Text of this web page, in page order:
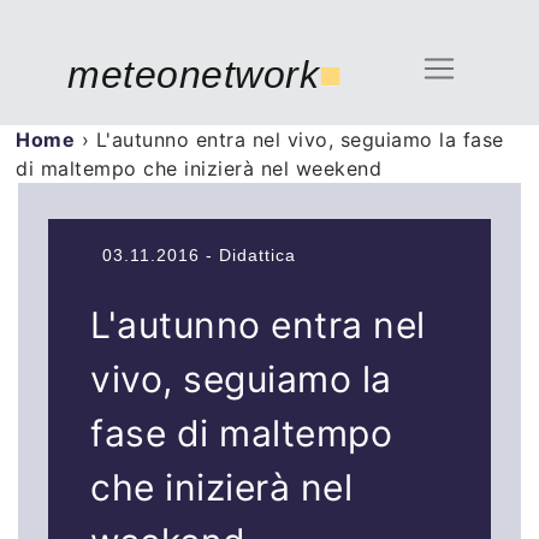
meteonetwork■
Home › L'autunno entra nel vivo, seguiamo la fase
di maltempo che inizierà nel weekend
03.11.2016 - Didattica
L'autunno entra nel
vivo, seguiamo la
fase di maltempo
che inizierà nel